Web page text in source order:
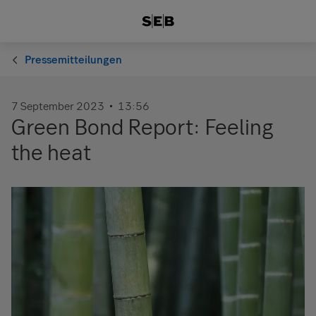
Pressemitteilungen
7 September 2023 13:56
Green Bond Report: Feeling
the heat